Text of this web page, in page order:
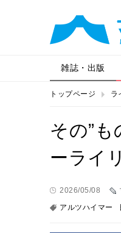
雑誌・出版
トップページ ラ
その”
ーライ
2026/05/08
アルツハイマー